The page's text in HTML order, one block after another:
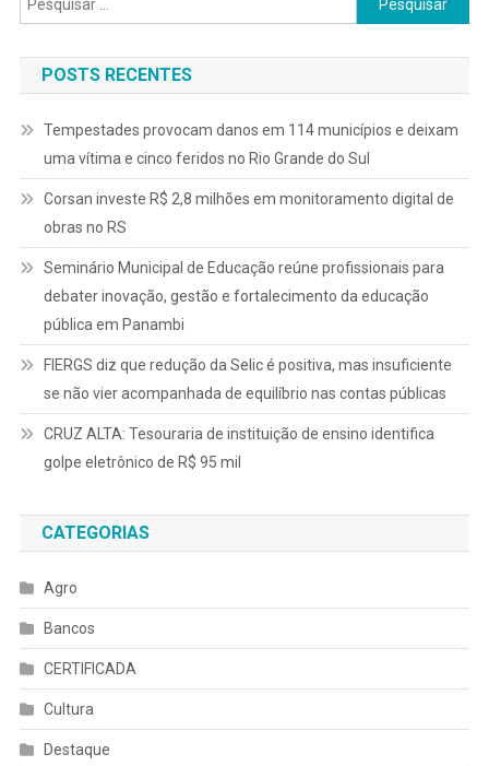
por:
POSTS RECENTES
Tempestades provocam danos em 114 municípios e deixam
uma vítima e cinco feridos no Rio Grande do Sul
Corsan investe R$ 2,8 milhões em monitoramento digital de
obras no RS
Seminário Municipal de Educação reúne profissionais para
debater inovação, gestão e fortalecimento da educação
pública em Panambi
FIERGS diz que redução da Selic é positiva, mas insuficiente
se não vier acompanhada de equilíbrio nas contas públicas
CRUZ ALTA: Tesouraria de instituição de ensino identifica
golpe eletrônico de R$ 95 mil
CATEGORIAS
Agro
Bancos
CERTIFICADA
Cultura
Destaque